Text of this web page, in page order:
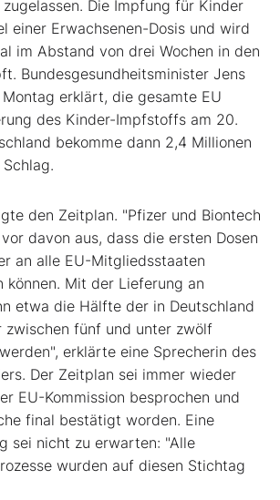
Die Impfung für Kinder
einer Erwachsenen-Dosis und wird
im Abstand von drei Wochen in den
Bundesgesundheitsminister Jens
erklärt, die gesamte EU
des Kinder-Impfstoffs am 20.
bekomme dann 2,4 Millionen
den Zeitplan. "Pfizer und Biontech
davon aus, dass die ersten Dosen
an alle EU-Mitgliedsstaaten
Mit der Lieferung an
etwa die Hälfte der in Deutschland
zwischen fünf und unter zwölf
erklärte eine Sprecherin des
Der Zeitplan sei immer wieder
EU-Kommission besprochen und
final bestätigt worden. Eine
sei nicht zu erwarten: "Alle
wurden auf diesen Stichtag